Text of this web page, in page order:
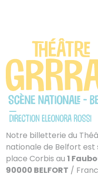
Notre billetterie du
nationale de Belfort est
place Corbis au 1
90000 BELFORT /